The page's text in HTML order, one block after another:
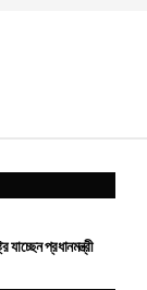
প্রধানমন্ত্রী